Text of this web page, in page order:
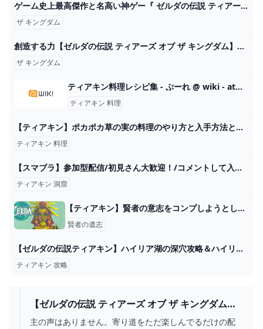
ゲーム史上最高傑作と名高い神ゲー『 ゼルダの伝説 ティアーズ オブ ザ キングダム 』#1 - YouTube
ザ キングダム
創造する力【ゼルダの伝説 ティアーズ オブ ザ キングダム】＃２ - YouTube
ザ キングダム
ティアキン料理レシピ集 - ぷーれ @ wiki - atwiki（アットウィキ）
ティアキン 料理
【ティアキン】ポカポカ草の実の料理のやり方と入手方法と使い道【ゼルダの伝説ティアーズオブザキングダム】 - SAMURAI GAMERS
ティアキン 料理
【スマブラ】参加型配信/初見さん大歓迎！/コメントして入室！#ssbu #スマブラ ＃参加型 - YouTube
ティアキン 洞窟
【ティアキン】賢者の意志をコンプしようとしてるが難しい件…効率の良い賢者の意志の探し方ってある？ ゼルダの伝説ティアーズオブザキングダム(ティアキン)攻略まとめ-コログ速報
賢者の遺志
【ゼルダの伝説ティアキン】ハイリア湖の深穴攻略＆ハイリア大橋の火炎グリオーク戦（フィローネに平和を！） Part109 - YouTube
ティアキン 攻略
【ゼルダの伝説 ティアーズ オブ ザ キングダム】
ラストダンジョンだけやる「配信」 - YOUTUBE
主の声はありません。寄り道をただ楽しんでるだけの配